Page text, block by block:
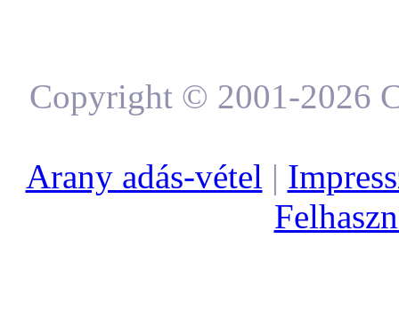
Copyright © 2001-2026
Arany adás-vétel |